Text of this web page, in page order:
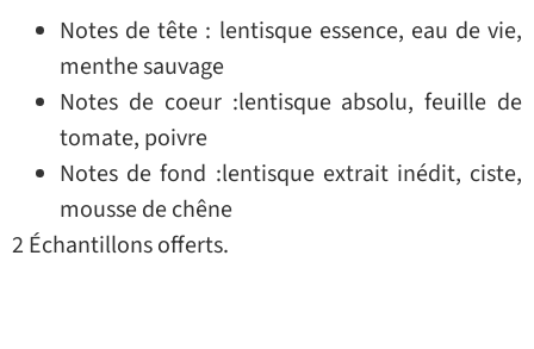
Notes de tête : lentisque essence, eau de vie,
menthe sauvage
Notes de coeur :lentisque absolu, feuille de
tomate, poivre
Notes de fond :lentisque extrait inédit, ciste,
mousse de chêne
2 Échantillons offerts.